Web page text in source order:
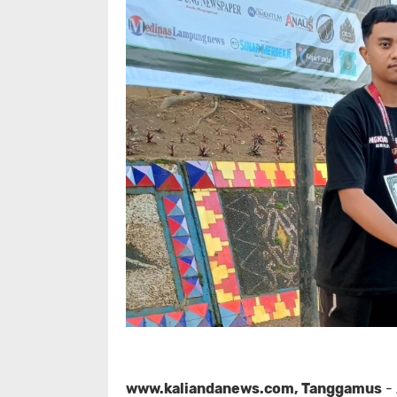
www.kaliandanews.com, Tanggamus -